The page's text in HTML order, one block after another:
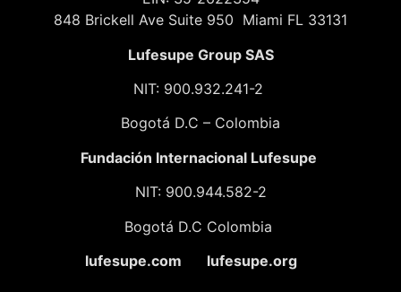
848 Brickell Ave Suite 950 Miami FL 33131
Lufesupe Group SAS
NIT: 900.932.241-2
Bogotá D.C – Colombia
Fundación Internacional Lufesupe
NIT: 900.944.582-2
Bogotá D.C Colombia
lufesupe.com lufesupe.org